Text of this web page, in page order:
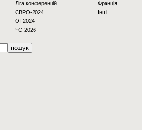
Ліга конференцій
ЄВРО-2024
OI-2024
ЧС-2026
Франція
Інші